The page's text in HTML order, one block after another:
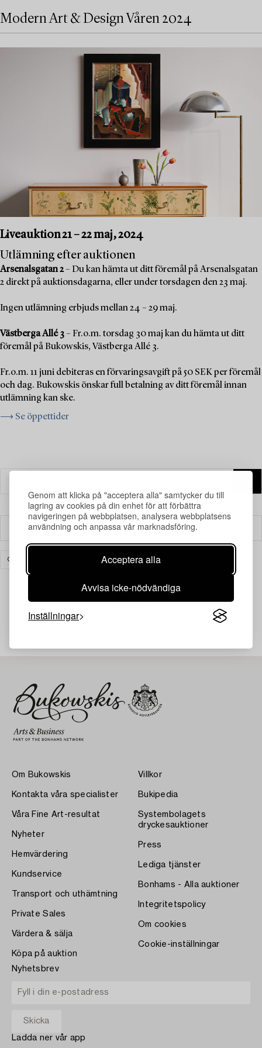
Genom att klicka på "acceptera alla" samtycker du till
lagring av cookies på din enhet för att förbättra
navigeringen på webbplatsen, analysera webbplatsens
användning och anpassa vår marknadsföring.
Acceptera alla
Avvisa icke-nödvändiga
Inställningar
Modern Art & Design Våren 2024
Liveauktion 21 – 22 maj, 2024
Utlämning efter auktionen
Arsenalsgatan 2– Du kan hämta ut ditt föremål på Arsenalsgatan
2 direkt på auktionsdagarna, eller under torsdagen den 23 maj.
Ingen utlämning erbjuds mellan 24 – 29 maj.
Västberga Allé 3– Fr.o.m. torsdag 30 maj kan du hämta ut ditt
föremål på Bukowskis, Västberga Allé 3.
Fr.o.m. 11 juni debiteras en förvaringsavgift på 50 SEK per föremål
och dag. Bukowskis önskar full betalning av ditt föremål innan
utlämning kan ske.
⟶ Se öppettider
Filter
GRAFIK
Din sökning gav ingen träff just nu.
Om Bukowskis
Kontakta våra specialister
Våra Fine Art-resultat
Nyheter
Hemvärdering
Kundservice
Transport och uthämtning
Private Sales
Värdera & sälja
Köpa på auktion
Villkor
Bukipedia
Systembolagets
dryckesauktioner
Press
Lediga tjänster
Bonhams - Alla auktioner
Integritetspolicy
Om cookies
Cookie-inställningar
Nyhetsbrev
Ladda ner vår app